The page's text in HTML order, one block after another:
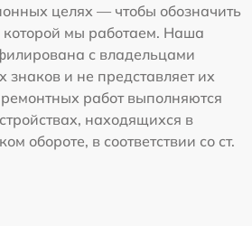
целях — чтобы обозначить
которой мы работаем. Наша
с владельцами
знаков и не представляет их
работ выполняются
находящихся в
обороте, в соответствии со ст.